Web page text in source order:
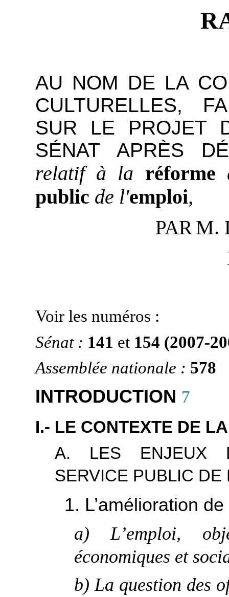
AU NOM DE LA
CULTURELLES,
SUR LE PROJET
SÉNAT APRÈS
relatif à la réforme
public de l'emploi,
PARM.
Voir les numéros :
Sénat : 141 et154 (2007-
Assemblée nationale : 578
INTRODUCTION 7
I.- LE CONTEXTE DE
A. LES ENJEUX
SERVICE PUBLIC DE
1. L’amélioration
a) L’emploi,
économiques et
b) La question des